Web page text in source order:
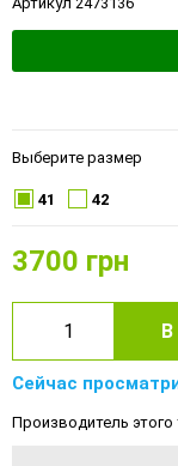
Выберите размер
41 42
3700 грн
Сейчас
Производитель этого